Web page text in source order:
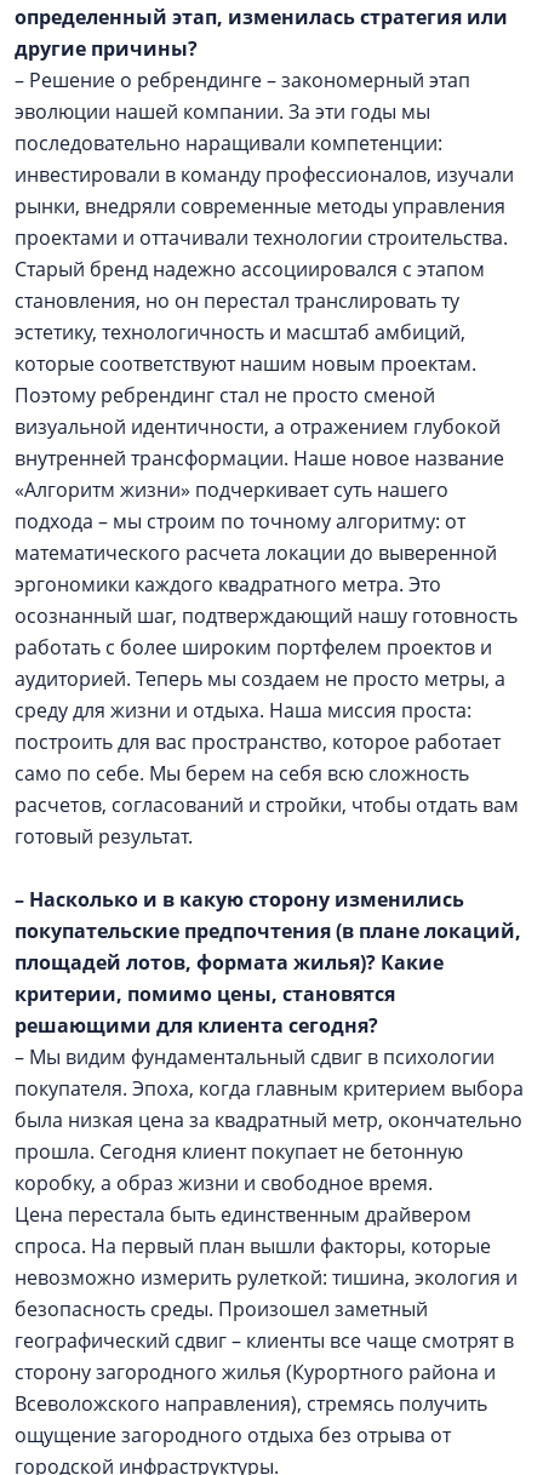
определенный этап, изменилась стратегия или
другие причины?
– Решение о ребрендинге – закономерный этап
эволюции нашей компании. За эти годы мы
последовательно наращивали компетенции:
инвестировали в команду профессионалов, изучали
рынки, внедряли современные методы управления
проектами и оттачивали технологии строительства.
Старый бренд надежно ассоциировался с этапом
становления, но он перестал транслировать ту
эстетику, технологичность и масштаб амбиций,
которые соответствуют нашим новым проектам.
Поэтому ребрендинг стал не просто сменой
визуальной идентичности, а отражением глубокой
внутренней трансформации. Наше новое название
«Алгоритм жизни» подчеркивает суть нашего
подхода – мы строим по точному алгоритму: от
математического расчета локации до выверенной
эргономики каждого квадратного метра. Это
осознанный шаг, подтверждающий нашу готовность
работать с более широким портфелем проектов и
аудиторией. Теперь мы создаем не просто метры, а
среду для жизни и отдыха. Наша миссия проста:
построить для вас пространство, которое работает
само по себе. Мы берем на себя всю сложность
расчетов, согласований и стройки, чтобы отдать вам
готовый результат.
– Насколько и в какую сторону изменились
покупательские предпочтения (в плане локаций,
площадей лотов, формата жилья)? Какие
критерии, помимо цены, становятся
решающими для клиента сегодня?
– Мы видим фундаментальный сдвиг в психологии
покупателя. Эпоха, когда главным критерием выбора
была низкая цена за квадратный метр, окончательно
прошла. Сегодня клиент покупает не бетонную
коробку, а образ жизни и свободное время.
Цена перестала быть единственным драйвером
спроса. На первый план вышли факторы, которые
невозможно измерить рулеткой: тишина, экология и
безопасность среды. Произошел заметный
географический сдвиг – клиенты все чаще смотрят в
сторону загородного жилья (Курортного района и
Всеволожского направления), стремясь получить
ощущение загородного отдыха без отрыва от
городской инфраструктуры.